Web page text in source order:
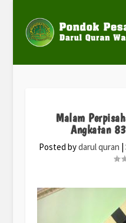
Malam
Angkatan
Posted bydarul quran |